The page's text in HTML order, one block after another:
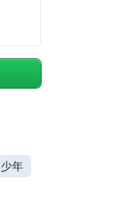
少年